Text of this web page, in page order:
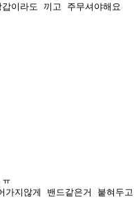
이라도 끼고 주무셔야해요
지않게 밴드같은거 붙혀두